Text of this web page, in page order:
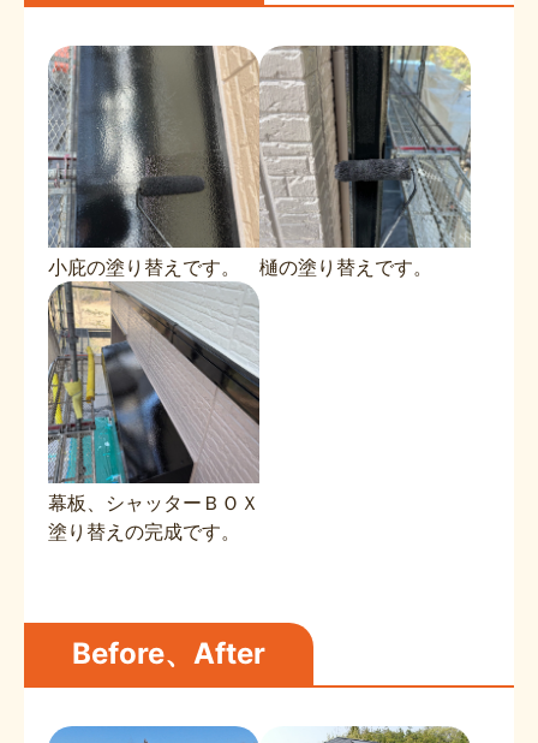
小庇の塗り替えです。 樋の塗り替えです。
幕板、シャッターＢＯＸ
塗り替えの完成です。
Before、After